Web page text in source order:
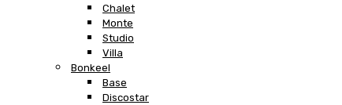
Chalet
Monte
Studio
Villa
Bonkeel
Base
Discostar